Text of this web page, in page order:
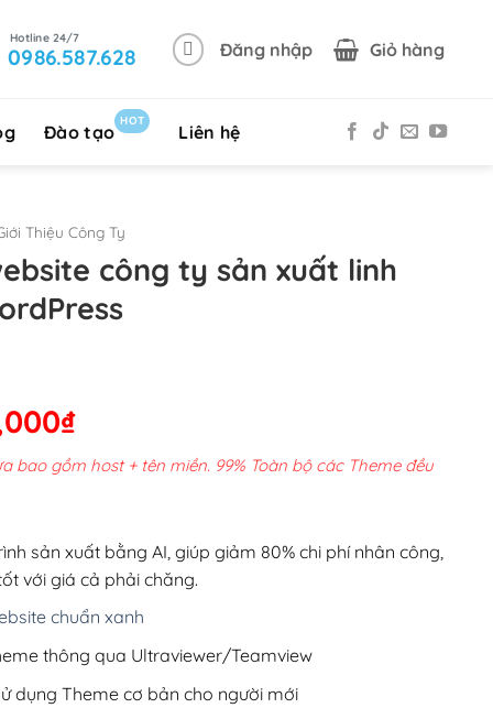
0986.587.628 Đăng nhập Giỏ hàng
Đào tạo
HOT
Liên hệ
Thiệu Công Ty
công ty sản xuất linh
₫Giá
hiện
tại
200,000₫.
bao gồm host + tên miền. 99% Toàn bộ các Theme đều
sản xuất bằng AI, giúp giảm 80% chi phí nhân công,
với giá cả phải chăng.
chuẩn xanh
thông qua Ultraviewer/Teamview
dụng Theme cơ bản cho người mới